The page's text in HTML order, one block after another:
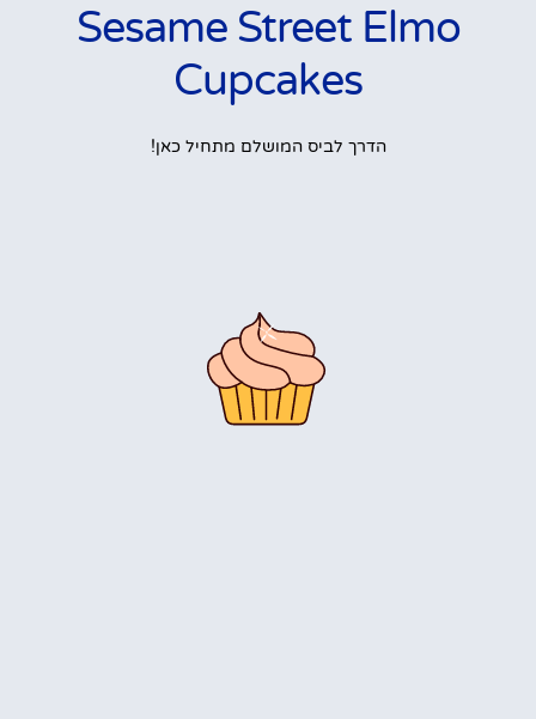
Sesame Street Elmo
Cupcakes
הדרך לביס המושלם מתחיל כאן!